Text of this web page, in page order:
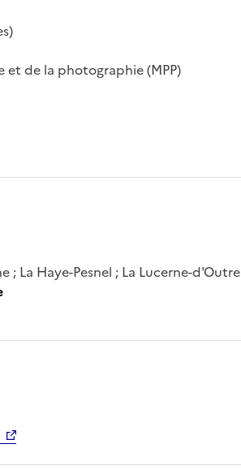
de la photographie (MPP)
; La Haye-Pesnel ; La Lucerne-